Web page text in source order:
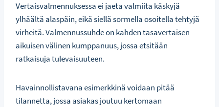
Vertaisvalmennuksessa ei jaeta valmiita käskyjä
ylhäältä alaspäin, eikä siellä sormella osoitella tehtyjä
virheitä. Valmennussuhde on kahden tasavertaisen
aikuisen välinen kumppanuus, jossa etsitään
ratkaisuja tulevaisuuteen.
Havainnollistavana esimerkkinä voidaan pitää
tilannetta, jossa asiakas joutuu kertomaan